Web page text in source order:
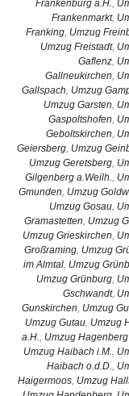
Frankenburg a.H.,
Frankenmarkt,
Franking, Umzug
Umzug Freistadt,
Gaflenz,
Gallneukirchen,
Gallspach, Umzug
Umzug Garsten,
Gaspoltshofen,
Geboltskirchen,
Geiersberg, Umzug
Umzug Geretsberg,
Gilgenberg a.Weilh.,
Gmunden, Umzug
Umzug Gosau,
Gramastetten, Umzug
Umzug Grieskirchen,
Großraming, Umzug
im Almtal, Umzug
Umzug Grünburg,
Gschwandt,
Gunskirchen, Umzug
Umzug Gutau, Umzug
a.H., Umzug Hagenberg
Umzug Haibach i.M.,
Haibach o.d.D.,
Haigermoos, Umzug